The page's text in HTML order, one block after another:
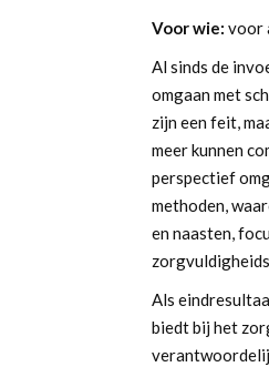
Voor wie: voor
Al sinds de
omgaan met
zijn een feit,
meer kunnen
perspectief
methoden,
en naasten,
Als
biedt bij het